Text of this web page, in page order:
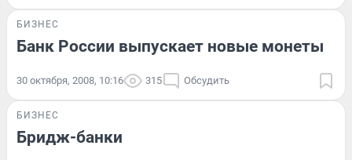
БИЗНЕС
Банк России выпускает новые монеты
30 октября, 2008, 10:16 315 Обсудить
БИЗНЕС
Бридж-банки